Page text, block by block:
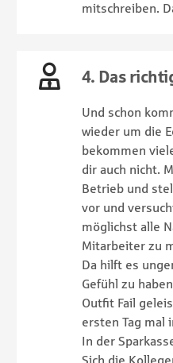
mitschreiben.
4. Das
Und schon
wieder um die
bekommen
dir auch nicht.
Betrieb und
vor und
möglichst alle
Mitarbeiter zu
Da hilft es
Gefühl zu
Outfit Fail
ersten Tag mal
In der
Sich die